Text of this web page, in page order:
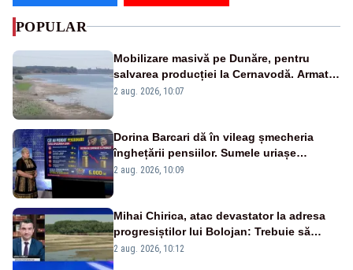
POPULAR
Mobilizare masivă pe Dunăre, pentru
salvarea producției la Cernavodă. Armata
va detona o stâncă și va devia apa
2 aug. 2026, 10:07
Dorina Barcari dă în vileag șmecheria
înghețării pensiilor. Sumele uriașe
pierdute de fiecare român
2 aug. 2026, 10:09
Mihai Chirica, atac devastator la adresa
progresiștilor lui Bolojan: Trebuie să
protejăm și natura, dar nu șținem omaneii
2 aug. 2026, 10:12